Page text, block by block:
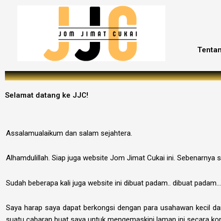
Selamat datang ke JJC!
Assalamualaikum dan salam sejahtera.
Alhamdulillah. Siap juga website Jom Jimat Cukai ini.
Sudah beberapa kali juga website ini dibuat padam.. dibuat
Saya harap saya dapat berkongsi dengan para usahawan kecil